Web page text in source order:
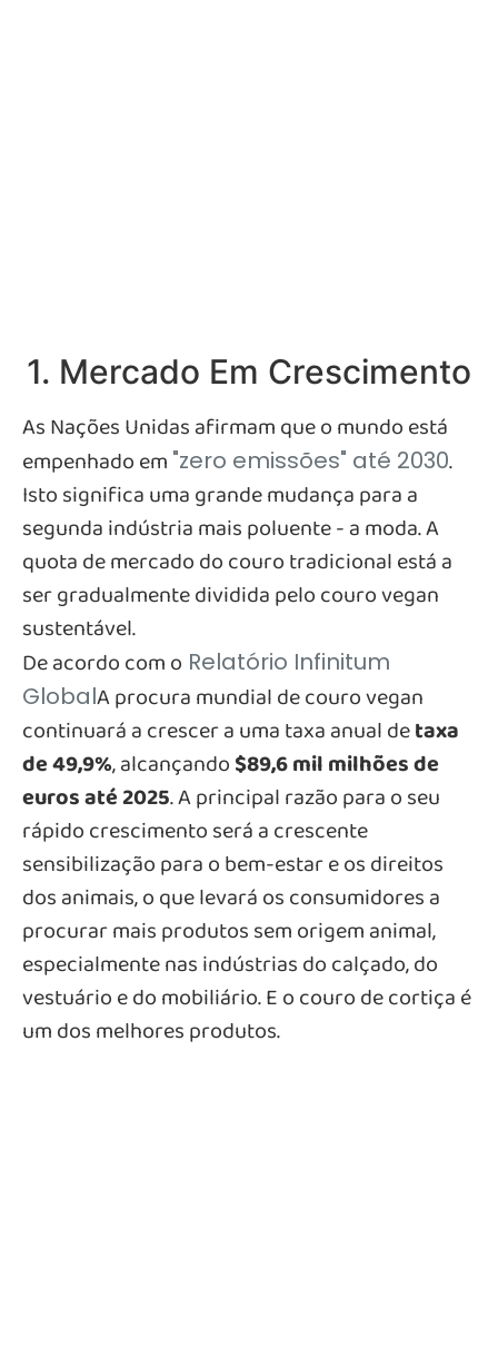
1. Mercado Em Crescimento
As Nações Unidas afirmam que o mundo está
empenhado em "zero emissões" até 2030.
Isto significa uma grande mudança para a
segunda indústria mais poluente - a moda. A
quota de mercado do couro tradicional está a
ser gradualmente dividida pelo couro vegan
sustentável.
De acordo com o Relatório Infinitum
GlobalA procura mundial de couro vegan
continuará a crescer a uma taxa anual detaxa
de 49,9%, alcançando$89,6 mil milhões de
euros até 2025. A principal razão para o seu
rápido crescimento será a crescente
sensibilização para o bem-estar e os direitos
dos animais, o que levará os consumidores a
procurar mais produtos sem origem animal,
especialmente nas indústrias do calçado, do
vestuário e do mobiliário. E o couro de cortiça é
um dos melhores produtos.